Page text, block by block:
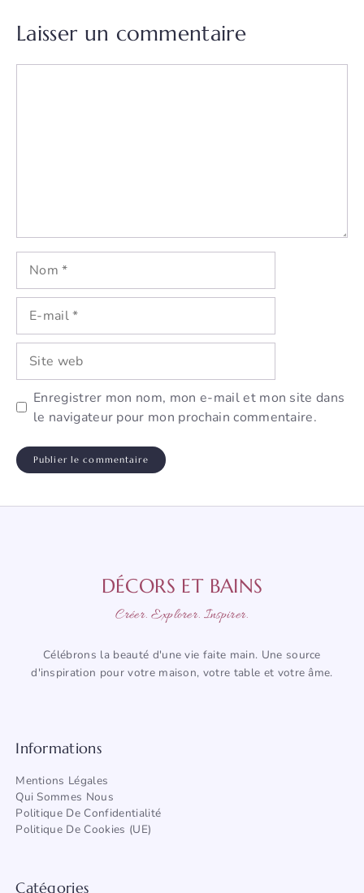
Laisser un commentaire
Nom
mail
Site
web
Enregistrer mon nom, mon e-mail et mon site dans
le navigateur pour mon prochain commentaire.
DÉCORS ET BAINS
Créer. Explorer. Inspirer.
Célébrons la beauté d'une vie faite main. Une source
d'inspiration pour votre maison, votre table et votre âme.
Informations
Mentions Légales
Qui Sommes Nous
Politique De Confidentialité
Politique De Cookies (UE)
Catégories